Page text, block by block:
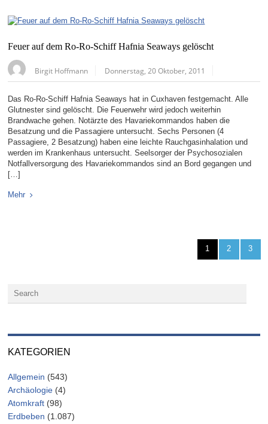
Feuer auf dem Ro-Ro-Schiff Hafnia Seaways gelöscht
Birgit Hoffmann Donnerstag, 20 Oktober, 2011
Das Ro-Ro-Schiff Hafnia Seaways hat in Cuxhaven festgemacht. Alle
Glutnester sind gelöscht. Die Feuerwehr wird jedoch weiterhin
Brandwache gehen. Notärzte des Havariekommandos haben die
Besatzung und die Passagiere untersucht. Sechs Personen (4
Passagiere, 2 Besatzung) haben eine leichte Rauchgasinhalation und
werden im Krankenhaus untersucht. Seelsorger der Psychosozialen
Notfallversorgung des Havariekommandos sind an Bord gegangen und
[…]
Mehr
1 2 3
KATEGORIEN
Allgemein (543)
Archäologie (4)
Atomkraft (98)
Erdbeben (1.087)